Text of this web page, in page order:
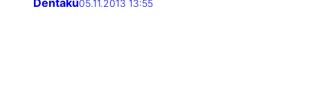
Dentaku05.11.2013 13:55